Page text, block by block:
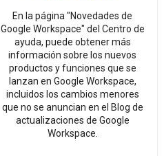
En la página "Novedades de
Google Workspace" del Centro de
ayuda, puede obtener más
información sobre los nuevos
productos y funciones que se
lanzan en Google Workspace,
incluidos los cambios menores
que no se anuncian en el Blog de
actualizaciones de Google
Workspace.